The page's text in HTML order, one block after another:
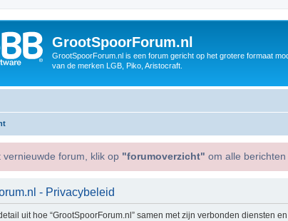
GrootSpoorForum.nl
GrootSpoorForum.nl is een forum gericht op het grotere formaat
van de merken LGB, Piko, Aristocraft.
vernieuwde forum, klik op "forumoverzicht" om alle
- Privacybeleid
uit hoe “GrootSpoorForum.nl” samen met zijn verbonden diensten en